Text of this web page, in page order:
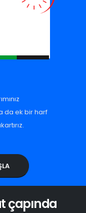
da ek bir harf
çapında